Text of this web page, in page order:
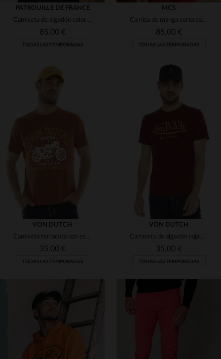
PATROUILLE DE FRANCE
Camiseta de algodón color óxido con logo tono sobre tono
85,00 €
TODAS LAS TEMPORADAS
TALLAS DISPONIBLES
MCS
Camisa de manga corta con estampado rojo
85,00 €
TODAS LAS TEMPORADAS
VON DUTCH
Camiseta terracota con estampado de motos
35,00 €
TODAS LAS TEMPORADAS
VON DUTCH
Camiseta de algodón roja con logo amarillo.
35,00 €
TODAS LAS TEMPORADAS